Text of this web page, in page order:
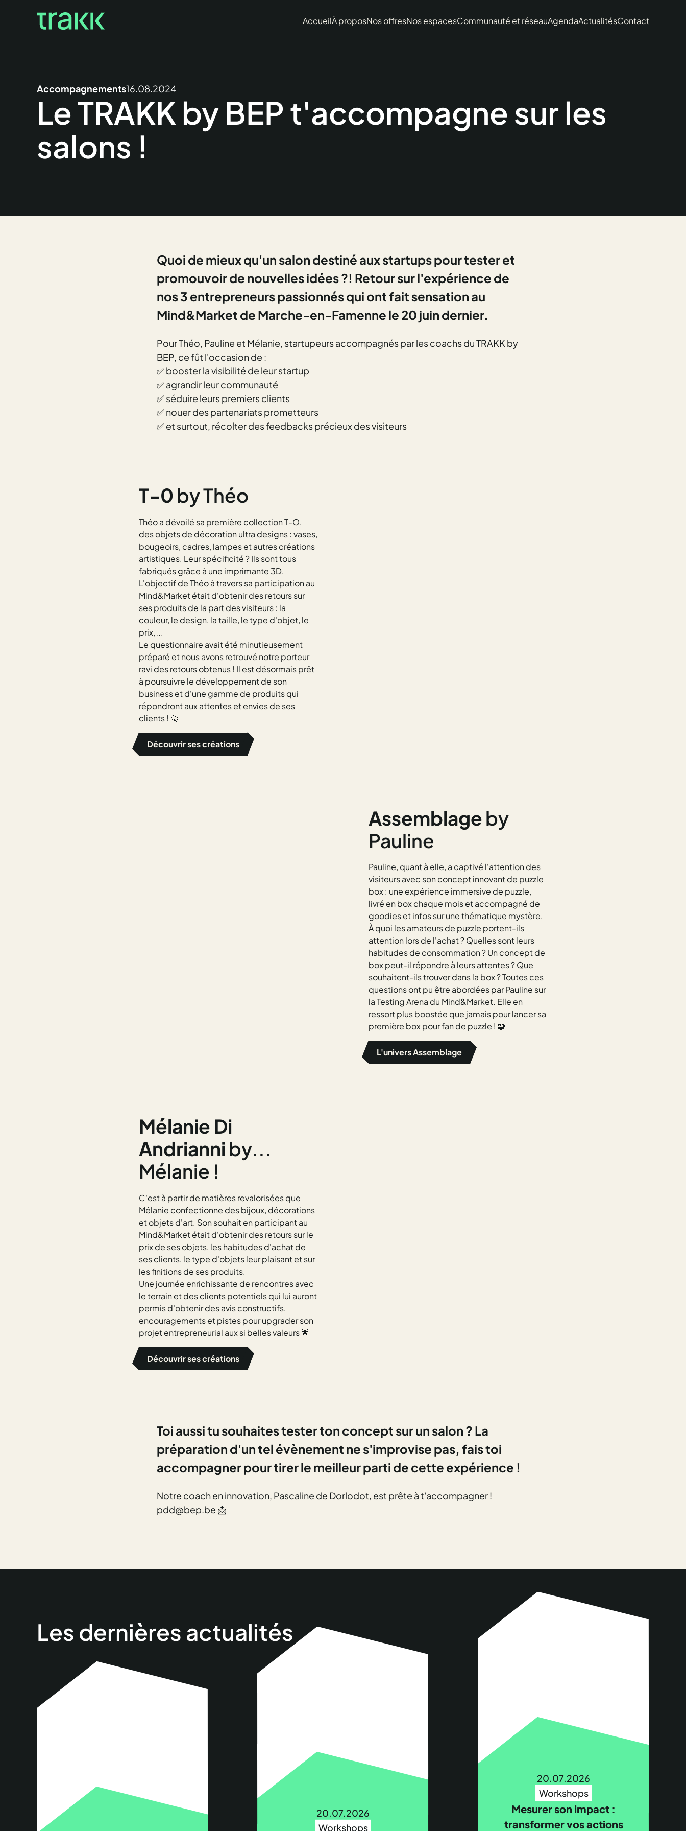
AccueilÀ proposNos offresNos espacesCommunauté et réseauAgendaActualitésContact
Accompagnements16.08.2024
Le TRAKK by BEP t'accompagne sur les
salons !
Quoi de mieux qu'un salon destiné aux startups pour tester et
promouvoir de nouvelles idées ?! Retour sur l'expérience de
nos 3 entrepreneurs passionnés qui ont fait sensation au
Mind&Market de Marche-en-Famenne le 20 juin dernier.
Pour Théo, Pauline et Mélanie, startupeurs accompagnés par les coachs du TRAKK by
BEP, ce fût l'occasion de :
✅ booster la visibilité de leur startup
✅ agrandir leur communauté
✅ séduire leurs premiers clients
✅ nouer des partenariats prometteurs
✅ et surtout, récolter des feedbacks précieux des visiteurs
T-0by Théo
Théo a dévoilé sa première collection T-O,
des objets de décoration ultra designs : vases,
bougeoirs, cadres, lampes et autres créations
artistiques. Leur spécificité ? Ils sont tous
fabriqués grâce à une imprimante 3D.
L'objectif de Théo à travers sa participation au
Mind&Market était d'obtenir des retours sur
ses produits de la part des visiteurs : la
couleur, le design, la taille, le type d'objet, le
prix, …
Le questionnaire avait été minutieusement
préparé et nous avons retrouvé notre porteur
ravi des retours obtenus ! Il est désormais prêt
à poursuivre le développement de son
business et d'une gamme de produits qui
répondront aux attentes et envies de ses
clients ! 🚀
Découvrir ses créations
Assemblageby
Pauline
Pauline, quant à elle, a captivé l'attention des
visiteurs avec son concept innovant de puzzle
box : une expérience immersive de puzzle,
livré en box chaque mois et accompagné de
goodies et infos sur une thématique mystère.
À quoi les amateurs de puzzle portent-ils
attention lors de l'achat ? Quelles sont leurs
habitudes de consommation ? Un concept de
box peut-il répondre à leurs attentes ? Que
souhaitent-ils trouver dans la box ? Toutes ces
questions ont pu être abordées par Pauline sur
la Testing Arena du Mind&Market. Elle en
ressort plus boostée que jamais pour lancer sa
première box pour fan de puzzle ! 🧩
L'univers Assemblage
Mélanie Di
Andrianniby...
Mélanie !
C'est à partir de matières revalorisées que
Mélanie confectionne des bijoux, décorations
et objets d'art. Son souhait en participant au
Mind&Market était d'obtenir des retours sur le
prix de ses objets, les habitudes d'achat de
ses clients, le type d'objets leur plaisant et sur
les finitions de ses produits.
Une journée enrichissante de rencontres avec
le terrain et des clients potentiels qui lui auront
permis d'obtenir des avis constructifs,
encouragements et pistes pour upgrader son
projet entrepreneurial aux si belles valeurs 🌟
Découvrir ses créations
Toi aussi tu souhaites tester ton concept sur un salon ? La
préparation d'un tel évènement ne s'improvise pas, fais toi
accompagner pour tirer le meilleur parti de cette expérience !
Notre coach en innovation, Pascaline de Dorlodot, est prête à t'accompagner !
pdd@bep.be 📩
Les dernières actualités
20.07.2026
Workshops
20.07.2026
Workshops
Mesurer son impact :
transformer vos actions